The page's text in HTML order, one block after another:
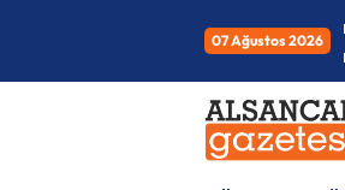
07 Ağustos 2026